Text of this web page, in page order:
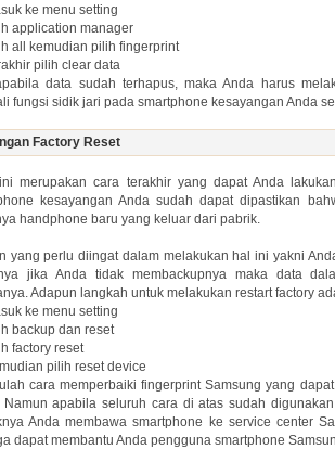
ke menu setting
application manager
all kemudian pilih fingerprint
pilih clear data
data sudah terhapus, maka Anda harus
fungsi sidik jari pada smartphone kesayangan Anda
Factory Reset
merupakan cara terakhir yang dapat Anda
kesayangan Anda sudah dapat dipastikan
handphone baru yang keluar dari pabrik.
yang perlu diingat dalam melakukan hal ini yakni
jika Anda tidak membackupnya maka data
Adapun langkah untuk melakukan restart factory
ke menu setting
backup dan reset
factory reset
pilih reset device
cara memperbaiki fingerprint Samsung yang
Namun apabila seluruh cara di atas sudah
Anda membawa smartphone ke service center
dapat membantu Anda pengguna smartphone